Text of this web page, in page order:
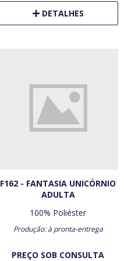
DETALHES
F162 - FANTASIA UNICÓRNIO
ADULTA
100% Poliéster
Produção: à pronta-entrega
PREÇO SOB CONSULTA